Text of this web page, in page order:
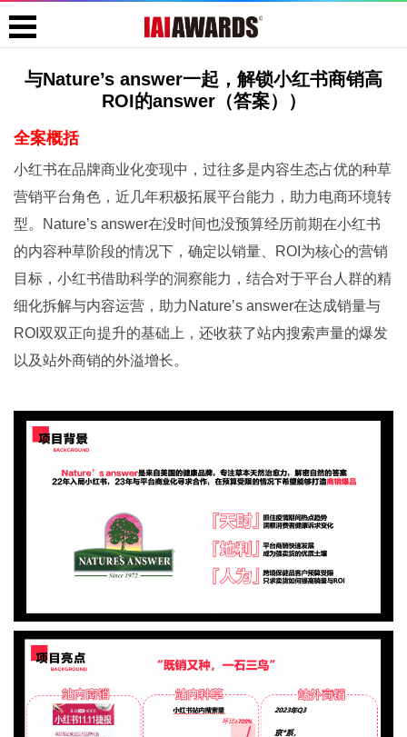
与Nature’s answer一起，解锁小红书商销高
ROI的answer（答案））
全案概括
小红书在品牌商业化变现中，过往多是内容生态占优的种草
营销平台角色，近几年积极拓展平台能力，助力电商环境转
型。Nature’s answer在没时间也没预算经历前期在小红书
的内容种草阶段的情况下，确定以销量、ROI为核心的营销
目标，小红书借助科学的洞察能力，结合对于平台人群的精
细化拆解与内容运营，助力Nature’s answer在达成销量与
ROI双双正向提升的基础上，还收获了站内搜索声量的爆发
以及站外商销的外溢增长。